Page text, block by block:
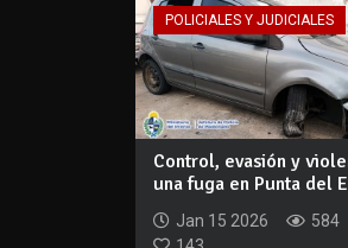
POLICIALES Y JUDICIALES
Control, evasión y
una fuga en Punta del
Jan 15 2026
584